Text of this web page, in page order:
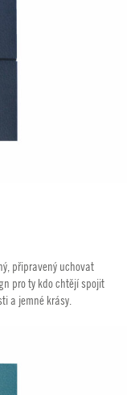
připravený uchovat
pro ty kdo chtějí spojit
a jemné krásy.